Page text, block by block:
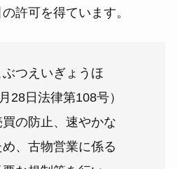
許可を得ています。
つえいぎょうほ
28日法律第108号）
の防止、速やかな
、古物営業に係る